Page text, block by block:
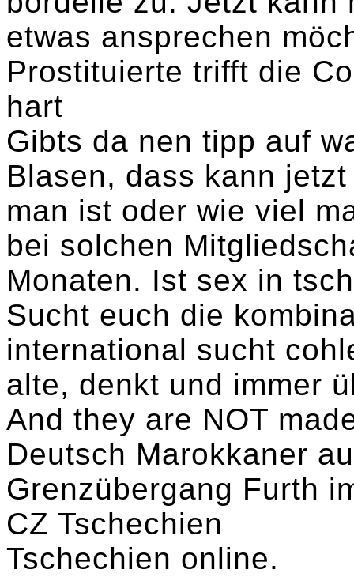
etwas ansprechen
Prostituierte trifft die
hart
Gibts da nen tipp auf
Blasen, dass kann
man ist oder wie viel
bei solchen
Monaten. Ist sex in
Sucht euch die
international sucht
alte, denkt und immer
And they are NOT
Deutsch Marokkaner
Grenzübergang Furth
CZ Tschechien
Tschechien online.